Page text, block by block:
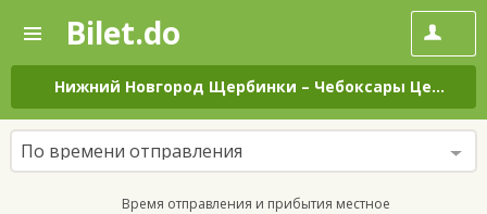
—
Поиск
и
покупка
билетов
на
автобус
онлайн
Bilet.do
Нижний Новгород Щербинки – Чебоксары Центральный АВ
По времени отправления
Время отправления и прибытия местное